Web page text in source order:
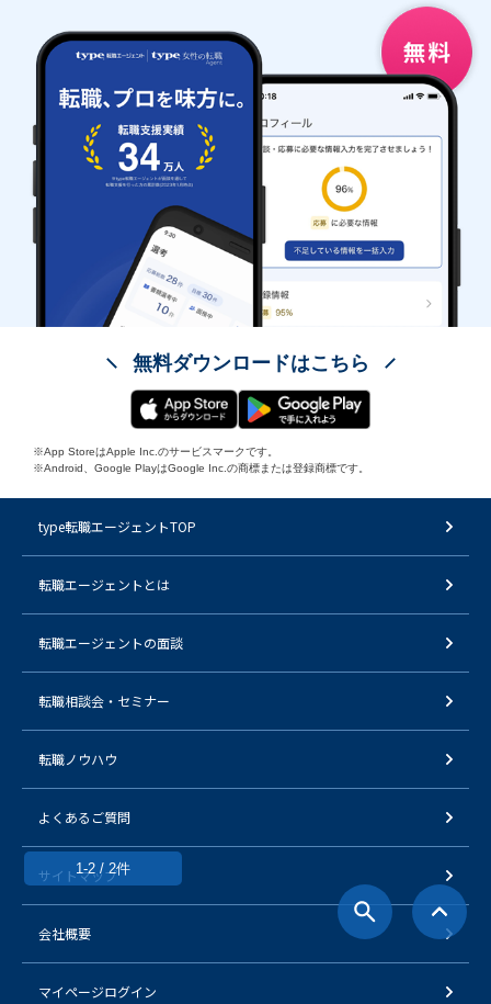
1-2 / 2件
無料ダウンロードはこちら
※App StoreはApple Inc.のサービスマークです。
※Android、Google PlayはGoogle Inc.の商標または登録商標です。
type転職エージェントTOP
転職エージェントとは
転職エージェントの面談
転職相談会・セミナー
転職ノウハウ
よくあるご質問
サイトマップ
会社概要
マイページログイン